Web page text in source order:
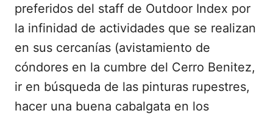
preferidos del staff de Outdoor Index por
la infinidad de actividades que se realizan
en sus cercanías (avistamiento de
cóndores en la cumbre del Cerro Benitez,
ir en búsqueda de las pinturas rupestres,
hacer una buena cabalgata en los